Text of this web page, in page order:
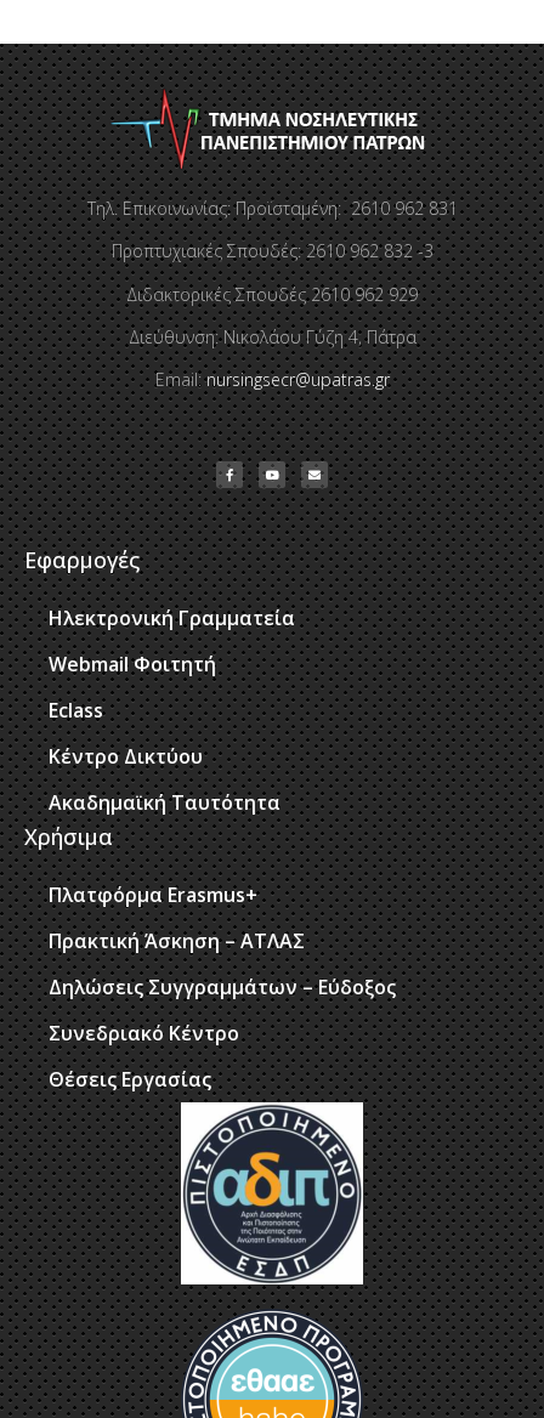
Τηλ. Επικοινωνίας: Προϊσταμένη: 2610 962 831
Προπτυχιακές Σπουδές: 2610 962 832 -3
Διδακτορικές Σπουδές 2610 962 929
Διεύθυνση: Νικολάου Γύζη 4, Πάτρα
Email:nursingsecr@upatras.gr
Εφαρμογές
Ηλεκτρονική Γραμματεία
Webmail Φοιτητή
Eclass
Κέντρο Δικτύου
Ακαδημαϊκή Ταυτότητα
Χρήσιμα
Πλατφόρμα Erasmus+
Πρακτική Άσκηση – ΑΤΛΑΣ
Δηλώσεις Συγγραμμάτων – Εύδοξος
Συνεδριακό Κέντρο
Θέσεις Εργασίας